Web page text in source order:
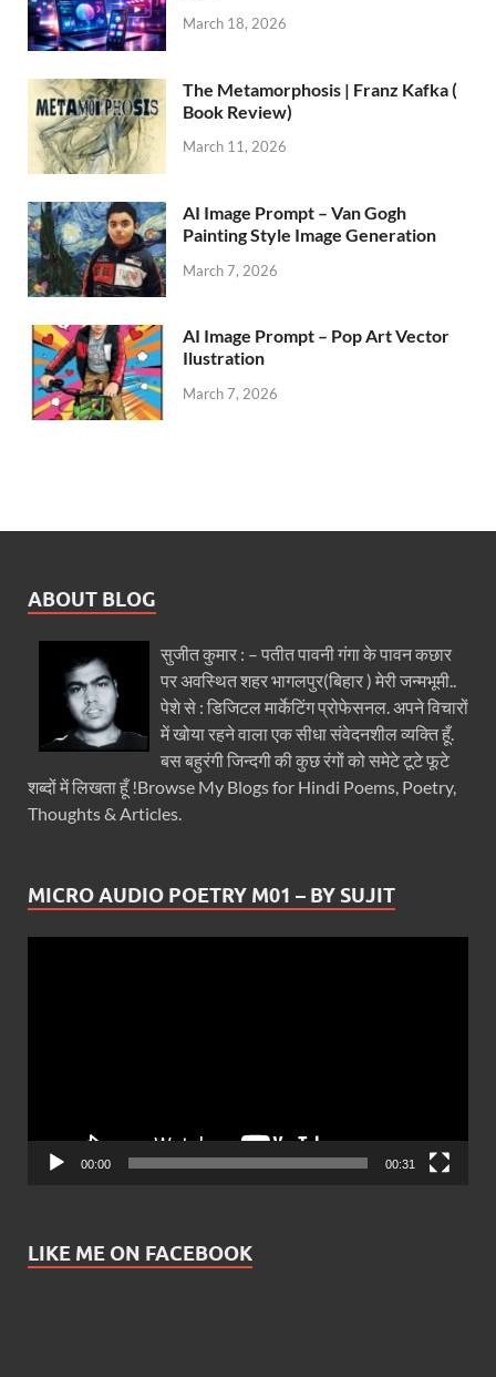
March 18, 2026
The Metamorphosis | Franz Kafka (
Book Review)
March 11, 2026
AI Image Prompt – Van Gogh
Painting Style Image Generation
March 7, 2026
AI Image Prompt – Pop Art Vector
Ilustration
March 7, 2026
ABOUT BLOG
सुजीत कुमार : – पतीत पावनी गंगा के पावन कछार
पर अवस्थित शहर भागलपुर(बिहार ) मेरी जन्मभूमी..
पेशे से : डिजिटल मार्केटिंग प्रोफेसनल. अपने विचारों
में खोया रहने वाला एक सीधा संवेदनशील व्यक्ति हूँ.
बस बहुरंगी जिन्दगी की कुछ रंगों को समेटे टूटे फूटे
शब्दों में लिखता हूँ !Browse My Blogs for Hindi Poems, Poetry,
Thoughts & Articles.
MICRO AUDIO POETRY M01 – BY SUJIT
00:00 00:31
LIKE ME ON FACEBOOK